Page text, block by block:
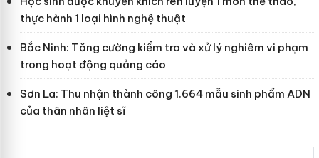
thực hành 1 loại hình nghệ thuật
Bắc Ninh: Tăng cường kiểm tra và xử lý nghiêm vi phạm
trong hoạt động quảng cáo
Sơn La: Thu nhận thành công 1.664 mẫu sinh phẩm ADN
của thân nhân liệt sĩ